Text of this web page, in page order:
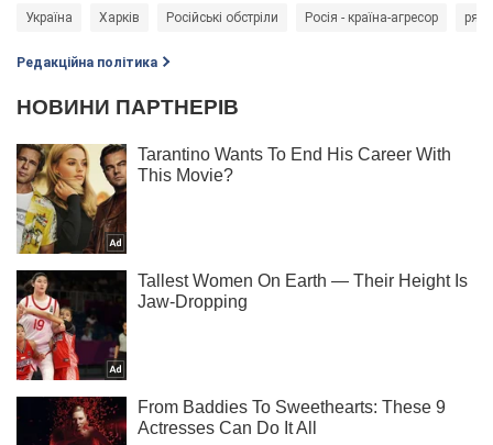
Україна Харків Російські обстріли Росія - країна-агресор
Редакційна політика